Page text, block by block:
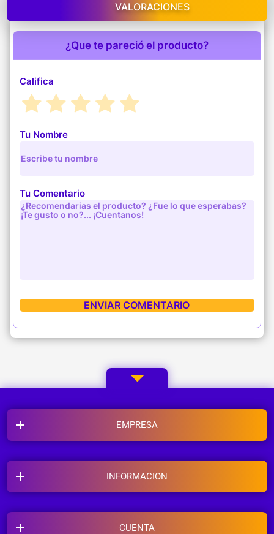
VALORACIONES
¿Que te pareció el producto?
Califica
Tu Nombre
Tu Comentario
EMPRESA
INFORMACION
CUENTA